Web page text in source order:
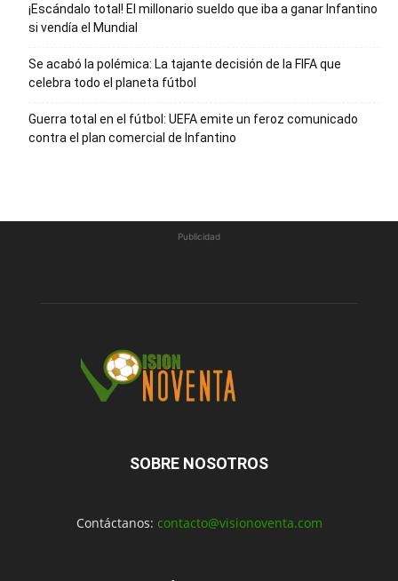
¡Escándalo total! El millonario sueldo que iba a ganar Infantino
si vendía el Mundial
Se acabó la polémica: La tajante decisión de la FIFA que
celebra todo el planeta fútbol
Guerra total en el fútbol: UEFA emite un feroz comunicado
contra el plan comercial de Infantino
Publicidad
SOBRE NOSOTROS
Contáctanos: contacto@visionoventa.com